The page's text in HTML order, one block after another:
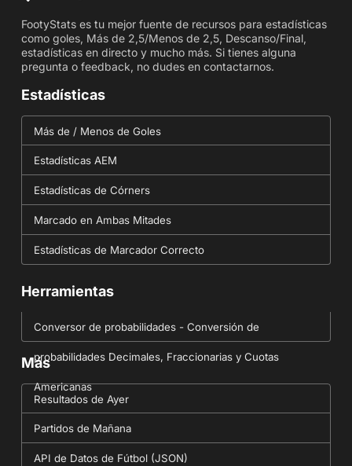
FootyStats es tu mejor fuente de recursos para estadísticas
como goles, Más de 2,5/Menos de 2,5, Descanso/Final,
estadísticas en directo y mucho más. Si tienes alguna
pregunta o feedback, no dudes en contactarnos.
Estadísticas
Más de / Menos de Goles
Estadísticas AEM
Estadísticas de Córners
Marcado en Ambas Mitades
Estadísticas de Marcador Correcto
Herramientas
Conversor de probabilidades - Conversión de
probabilidades Decimales, Fraccionarias y Cuotas
Americanas
Más
Resultados de Ayer
Partidos de Mañana
API de Datos de Fútbol (JSON)